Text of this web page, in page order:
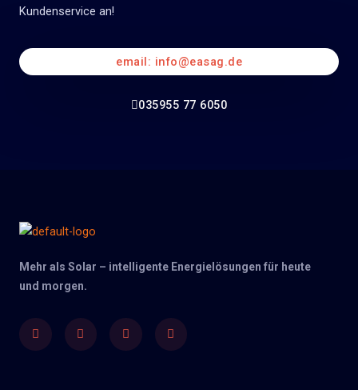
Kundenservice an!
email: info@easag.de
035955 77 6050
Mehr als Solar – intelligente Energielösungen für heute
und morgen.
FacebookTwitter Youtube Instagram